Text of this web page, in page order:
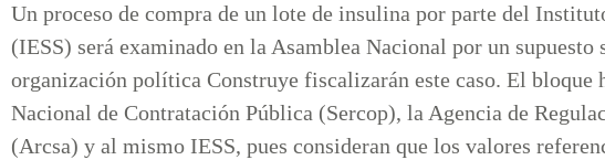
Un proceso de compra de un lote de insulina por parte del
(IESS) será examinado en la Asamblea Nacional por un
organización política Construye fiscalizarán este caso. El
Nacional de Contratación Pública (Sercop), la Agencia de
(Arcsa) y al mismo IESS, pues consideran que los valores